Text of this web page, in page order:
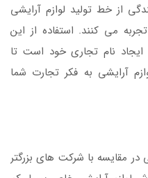
از خط تولید لوازم آرایشی
می کنند. استفاده از این
ایجاد نام تجاری خود است تا
آرایشی به فکر تجارت شما
مقایسه با شرکت های بزرگتر